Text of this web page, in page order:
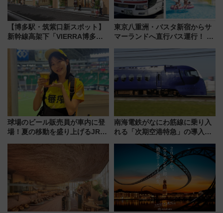
【博多駅・筑紫口新スポット】
新幹線高架下「VIERRA博多テ
など注目の全6店舗 「博多活憩
通り」も一新
東京八重洲・バスタ新宿からサ
マーランドへ直行バス運行！ お
推し活を楽しもう！（2026年
8/1～31）
球場のビール販売員が車内に登
場！夏の移動を盛り上げるJR九
南海電鉄がなにわ筋線に乗り入
れる「次期空港特急」の導入を
日本初の鉄道デザイン